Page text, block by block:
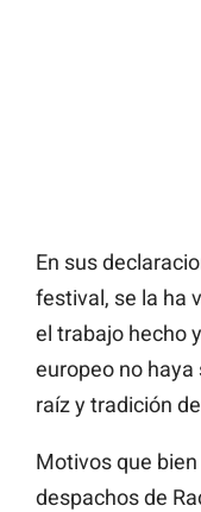
En sus
festival, se la ha
el trabajo hecho
europeo no
raíz y tradición
Motivos que
despachos de